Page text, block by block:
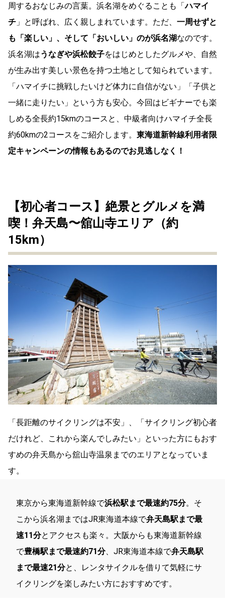
周するおなじみの言葉。浜名湖をめぐることも「ハマイ
チ 」と呼ばれ、広く親しまれています。ただ、 一周せずと
も「楽しい」、そして「おいしい」のが浜名湖なのです。
浜名湖はうなぎや浜松餃子をはじめとしたグルメや、自然
が生み出す美しい景色を持つ土地として知られています。
「ハマイチに挑戦したいけど体力に自信がない」「子供と
一緒に走りたい」という方も安心。今回はビギナーでも楽
しめる全長約15kmのコースと、中級者向けハマイチ全長
約60kmの2コースをご紹介します。 東海道新幹線利用者限
定キャンペーンの情報もあるのでお見逃しなく！
【初心者コース】絶景とグルメを満
喫！弁天島〜舘山寺エリア（約
15km）
「長距離のサイクリングは不安」、「サイクリング初心者
だけれど、これから楽んでしみたい」といった方にもおす
すめの弁天島から舘山寺温泉までのエリアとなっていま
す。
東京から東海道新幹線で浜松駅まで最速約75分。そ
こから浜名湖まではJR東海道本線で弁天島駅まで最
速11分とアクセスも楽々。大阪からも東海道新幹線
で豊橋駅まで最速約71分、JR東海道本線で弁天島駅
まで最速21分と、レンタサイクルを借りて気軽にサ
イクリングを楽しみたい方におすすめです。